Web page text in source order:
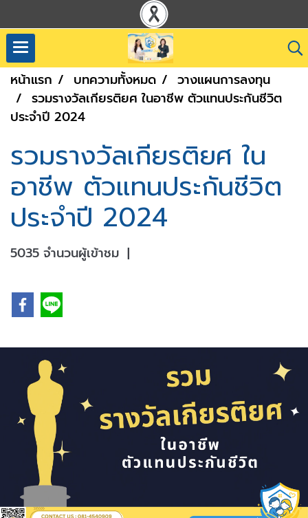
หน้าแรก บทความทั้งหมด
วางแผนการลงทุน
รวมรางวัลเกียรติยศ ในอาชีพ ตัวแทนประกันชีวิต
ประจำปี 2024
รวมรางวัลเกียรติยศ ใน
อาชีพ ตัวแทนประกันชีวิต
ประจำปี 2024
5035 จำนวนผู้เข้าชม |